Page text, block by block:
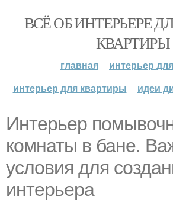
ВСЁ ОБ ИНТЕРЬЕРЕ
КВАРТИРЫ
главная
интерьер
интерьер для квартиры
идеи
Интерьер
комнаты в бане.
условия для
интерьера